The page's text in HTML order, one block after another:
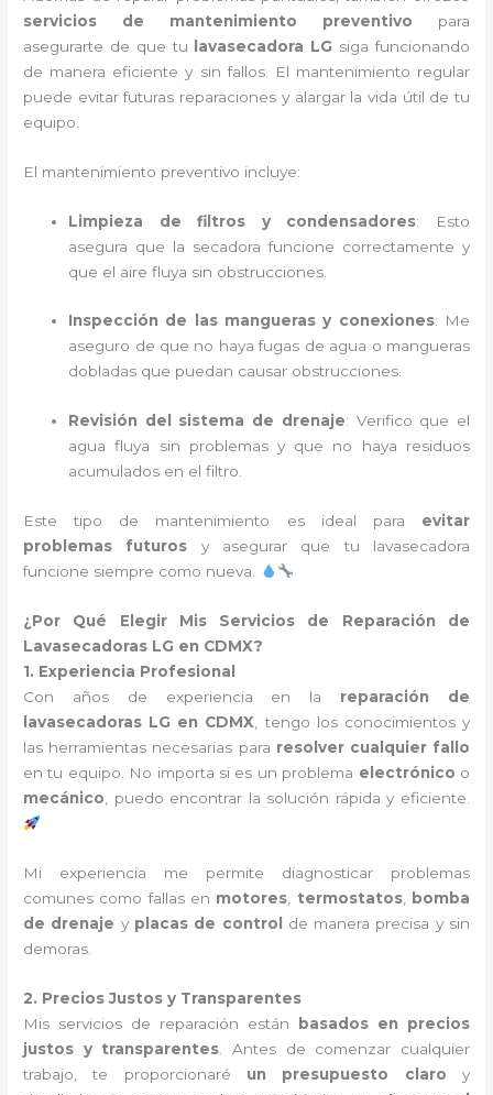
servicios de mantenimiento preventivo para
asegurarte de que tu
lavasecadora LG siga funcionando
de manera eficiente y sin fallos. El mantenimiento regular
puede evitar futuras reparaciones y alargar la vida útil de tu
equipo.
El mantenimiento preventivo incluye:
Limpieza de filtros y condensadores: Esto
asegura que la secadora funcione correctamente y
que el aire fluya sin obstrucciones.
Inspección de las mangueras y conexiones: Me
aseguro de que no haya fugas de agua o mangueras
dobladas que puedan causar obstrucciones.
Revisión del sistema de drenaje: Verifico que el
agua fluya sin problemas y que no haya residuos
acumulados en el filtro.
Este tipo de mantenimiento es ideal para evitar
problemas futuros y asegurar que tu lavasecadora
funcione siempre como nueva.
¿Por Qué Elegir Mis Servicios de Reparación de
Lavasecadoras LG en CDMX?
1. Experiencia Profesional
Con años de experiencia en la reparación de
lavasecadoras LG en CDMX , tengo los conocimientos y
las herramientas necesarias para resolver cualquier fallo
en tu equipo. No importa si es un problema electrónico o
mecánico , puedo encontrar la solución rápida y eficiente.
Mi experiencia me permite diagnosticar problemas
comunes como fallas en motores termostatos,
bomba
de drenaje y placas de control
de manera precisa y sin
demoras.
2. Precios Justos y Transparentes
Mis servicios de reparación están
basados en precios
justos y transparentes . Antes de comenzar cualquier
trabajo, te proporcionaré un presupuesto claro y